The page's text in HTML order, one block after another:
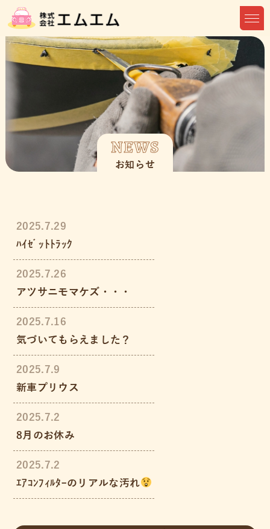
NEWS
お知らせ
2025.7.29
ﾊｲｾﾞｯﾄﾄﾗｯｸ
2025.7.26
アツサニモマケズ・・・
2025.7.16
気づいてもらえました？
2025.7.9
新車プリウス
2025.7.2
8月のお休み
2025.7.2
ｴｱｺﾝﾌｨﾙﾀｰのリアルな汚れ